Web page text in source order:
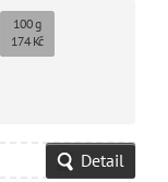
100 g
174 Kč
Detail